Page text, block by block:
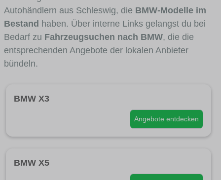
Autohändlern aus Schleswig, die BMW-Modelle im
Bestand haben. Über interne Links gelangst du bei
Bedarf zu Fahrzeugsuchen nach BMW, die die
entsprechenden Angebote der lokalen Anbieter
bündeln.
BMW X3
Angebote entdecken
BMW X5